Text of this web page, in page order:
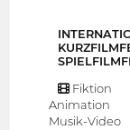
Fiktion
Animation
Musik-Video